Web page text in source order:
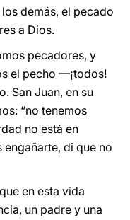
demás, el pecado
a Dios.
pecadores, y
el pecho —¡todos!
San Juan, en su
“no tenemos
no está en
engañarte, di que no
en esta vida
un padre y una